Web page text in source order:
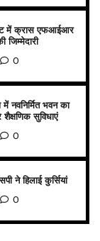
में क्रास एफआईआर
जिम्मेदारी
0
में नवनिर्मित भवन का
शैक्षणिक सुविधाएं
0
ने हिलाई कुर्सियां
0